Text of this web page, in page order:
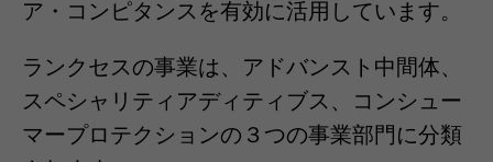
ア・コンピタンスを有効に活用しています。
ランクセスの事業は、アドバンスト中間体、
スペシャリティアディティブス、コンシュー
マープロテクションの３つの事業部門に分類